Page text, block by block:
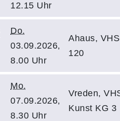
12.15 Uhr
Do.
03.09.2026,
8.00 Uhr
Ahaus,
120
Mo.
07.09.2026,
8.30 Uhr
Vreden,
Kunst KG 3